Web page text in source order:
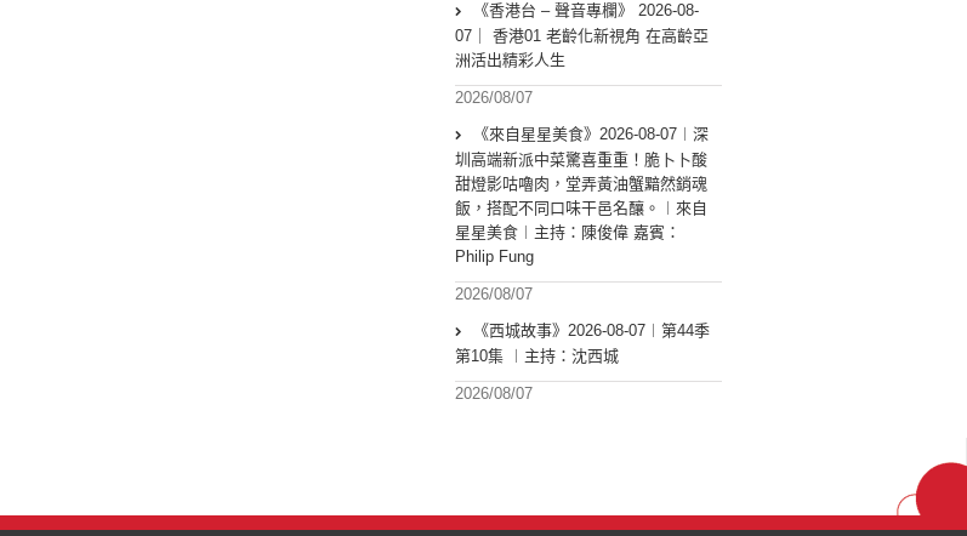
《香港台 – 聲音專欄》 2026-08-
07｜ 香港01 老齡化新視角 在高齡亞
洲活出精彩人生
2026/08/07
《來自星星美食》2026-08-07︱深
圳高端新派中菜驚喜重重！脆卜卜酸
甜燈影咕嚕肉，堂弄黃油蟹黯然銷魂
飯，搭配不同口味干邑名釀。︱來自
星星美食︱主持：陳俊偉 嘉賓：
Philip Fung
2026/08/07
《西城故事》2026-08-07︱第44季
第10集 ︱主持：沈西城
2026/08/07